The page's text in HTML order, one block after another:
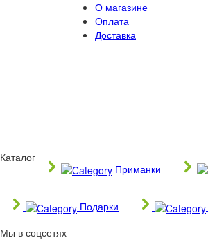
О магазине
Оплата
Доставка
Каталог
Приманки
Подарки
Мы в соцсетях